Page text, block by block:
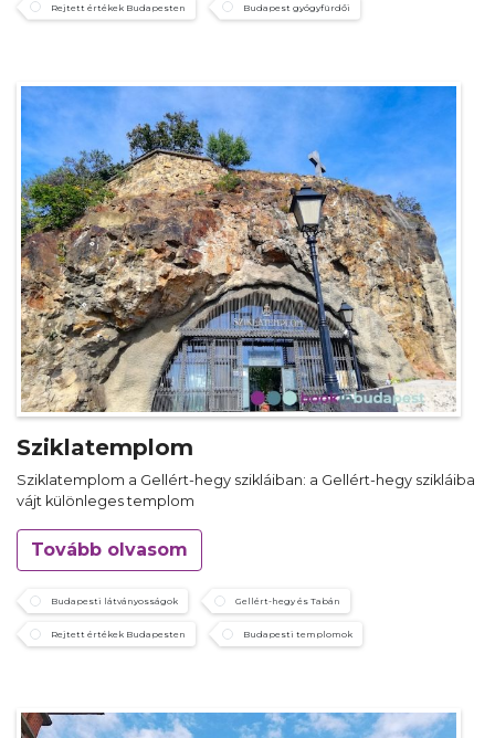
Rejtett értékek Budapesten Budapest gyógyfürdői
Sziklatemplom
Sziklatemplom a Gellért-hegy szikláiban: a Gellért-hegy szikláiba
vájt különleges templom
Tovább olvasom
Budapesti látványosságok Gellért-hegy és Tabán
Rejtett értékek Budapesten Budapesti templomok